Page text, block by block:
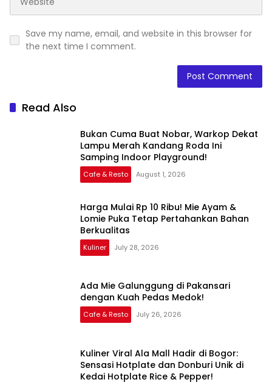
Save my name, email, and website in this browser for
the next time I comment.
Read Also
Bukan Cuma Buat Nobar, Warkop Dekat
Lampu Merah Kandang Roda Ini
Samping Indoor Playground!
Cafe & Resto August 1, 2026
Harga Mulai Rp 10 Ribu! Mie Ayam &
Lomie Puka Tetap Pertahankan Bahan
Berkualitas
Kuliner July 28, 2026
Ada Mie Galunggung di Pakansari
dengan Kuah Pedas Medok!
Cafe & Resto July 26, 2026
Kuliner Viral Ala Mall Hadir di Bogor:
Sensasi Hotplate dan Donburi Unik di
Kedai Hotplate Rice & Pepper!